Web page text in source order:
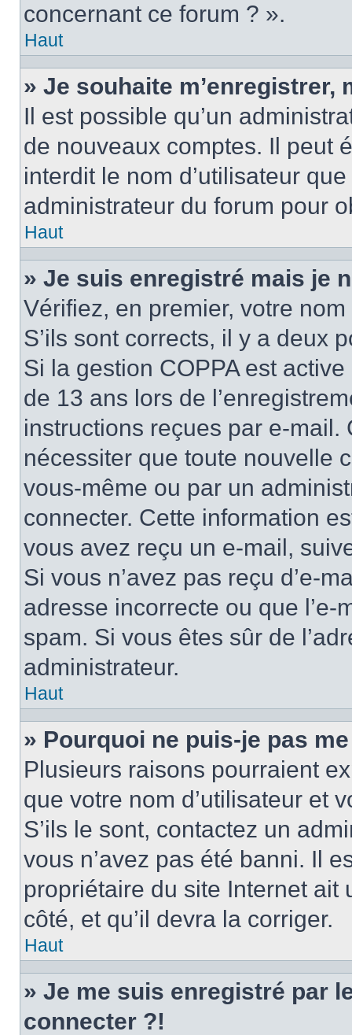
concernant ce forum ? ».
Haut
» Je souhaite m’enregistrer,
Il est possible qu’un
de nouveaux comptes. Il peut
interdit le nom d’utilisateur
administrateur du forum pour
Haut
» Je suis enregistré mais je
Vérifiez, en premier, votre
S’ils sont corrects, il y a deux
Si la gestion COPPA est
de 13 ans lors de
instructions reçues par e-
nécessiter que toute nouvelle
vous-même ou par un
connecter. Cette information
vous avez reçu un e-mail,
Si vous n’avez pas reçu d’e-
adresse incorrecte ou que
spam. Si vous êtes sûr de
administrateur.
Haut
» Pourquoi ne puis-je pas
Plusieurs raisons pourraient
que votre nom d’utilisateur et
S’ils le sont, contactez un
vous n’avez pas été banni. Il
propriétaire du site Internet
côté, et qu’il devra la corriger.
Haut
» Je me suis enregistré par
connecter ?!